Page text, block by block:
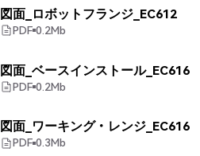
図面_ロボットフランジ_EC612
PDF 0.2Mb
図面_ベースインストール_EC616
PDF 0.2Mb
図面_ワーキング・レンジ_EC616
PDF 0.3Mb